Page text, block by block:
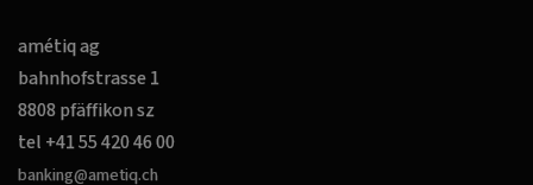
amétiq ag
bahnhofstrasse 1
8808 pfäffikon sz
tel +41 55 420 46 00
banking@ametiq.ch